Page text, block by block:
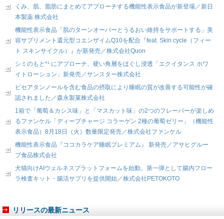
くみ、肌、脂肪にまとめてアプローチする機能性表示食品が新登場／新日
本製薬 株式会社
機能性表示食品「肌のターンオーバーとうるおい維持をサポートする」美
容サプリメント還元型コエンザイムQ10を配合『feat. Skin cycle（フィー
ト スキンサイクル）』が新発売／株式会社Quon
シミのもと*¹ にアプローチ、硬い角層をほぐし浸透「エクイタンス ホワ
イトローション」新発売／サンスター株式会社
ピセアタンノールを含む食品の摂取により睡眠の質が改善する可能性が確
認されました／森永製菓株式会社
1箱で「葡萄＆カシス味」と「マスカット味」の2つのフレーバーが楽しめ
るファンケル「ディープチャージ コラーゲン 2種の葡萄ゼリー」（機能性
表示食品）8月18日（火）数量限定発売／株式会社ファンケル
機能性表示食品『ココカラケア睡眠プレミアム』 新発売／アサヒグルー
プ食品株式会社
犬猫向けAIウェルネスプラットフォームを始動。第一弾として腸内フロー
ラ検査キット・腸活サプリを提供開始／株式会社PETOKOTO
リリースの最新ニュース